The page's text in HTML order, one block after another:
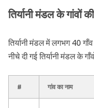
तिर्यानी मंडल के
तिर्यानी मंडल में लगभग 40
नीचे दी गई तिर्यानी मंडल
# गांव का नाम